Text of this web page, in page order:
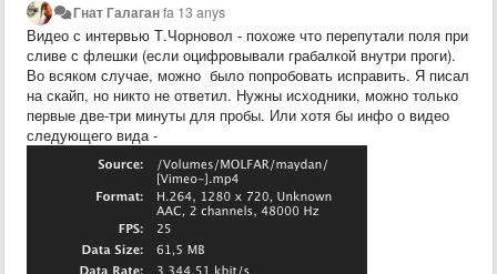
Гнат Галаганfa 13 anys
Видео с интервью Т.Чорновол - похоже что перепутали поля при
сливе с флешки (если оцифровывали грабалкой внутри проги).
Во всяком случае, можно было попробовать исправить. Я писал
на скайп, но никто не ответил. Нужны исходники, можно только
первые две-три минуты для пробы. Или хотя бы инфо о видео
следующего вида -